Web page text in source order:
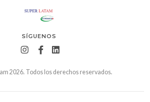
SÍGUENOS
2026. Todos los derechos reservados.